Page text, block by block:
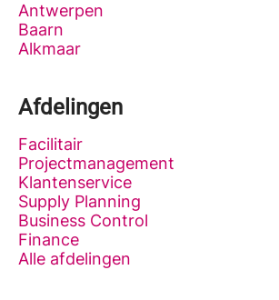
Antwerpen
Baarn
Alkmaar
Afdelingen
Facilitair
Projectmanagement
Klantenservice
Supply Planning
Business Control
Finance
Alle afdelingen